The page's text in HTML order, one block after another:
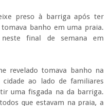
preso à barriga após ter
banho em uma praia.
final de semana em
revelado tomava banho na
ao lado de familiares
uma fisgada na da barriga.
que estavam na praia, a